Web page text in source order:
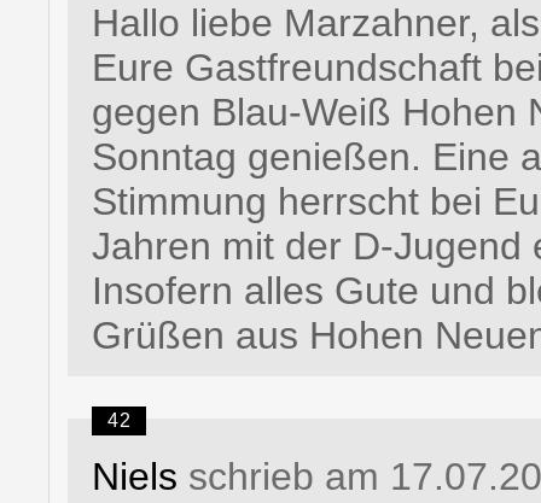
Hallo liebe Marzahner,
Eure Gastfreundschaft
gegen Blau-Weiß Hohen
Sonntag genießen. Eine
Stimmung herrscht bei
Jahren mit der D-Jugend
Insofern alles Gute und
Grüßen aus Hohen
42
Niels schrieb am